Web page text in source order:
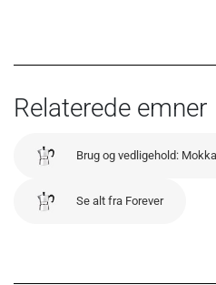
Relaterede emner
Brug og vedligehold:
Se alt fra Forever